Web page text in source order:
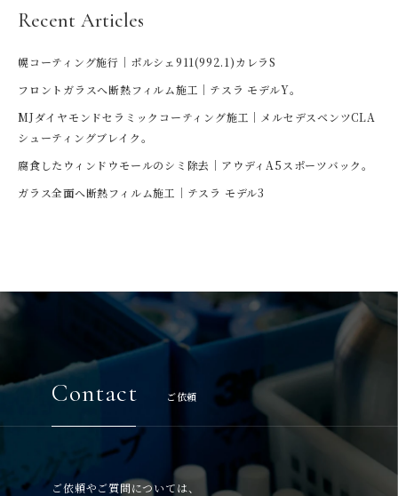
Recent Articles
幌コーティング施行｜ポルシェ911(992.1)カレラS
フロントガラスへ断熱フィルム施工｜テスラ モデルY。
MJダイヤモンドセラミックコーティング施工｜メルセデスベンツCLA
シューティングブレイク。
腐食したウィンドウモールのシミ除去｜アウディA5スポーツバック。
ガラス全面へ断熱フィルム施工｜テスラ モデル3
Contact ご依頼
ご依頼やご質問については、